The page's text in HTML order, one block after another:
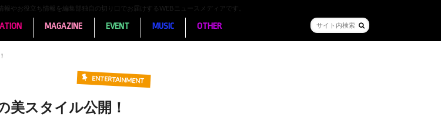
やお役立ち情報を編集部独自の切り口でお届けするWEBニュースメディアです。
MAGAZINE EVENT MUSIC OTHER
ENTERTAINMENT
美スタイル公開！